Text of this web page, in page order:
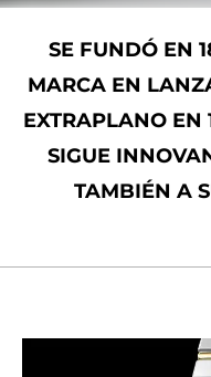
SE FUNDÓ EN
MARCA EN
EXTRAPLANO EN
SIGUE
TAMBIÉN A